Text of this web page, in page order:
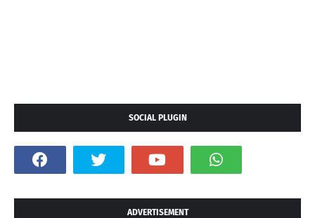
SOCIAL PLUGIN
ADVERTISEMENT